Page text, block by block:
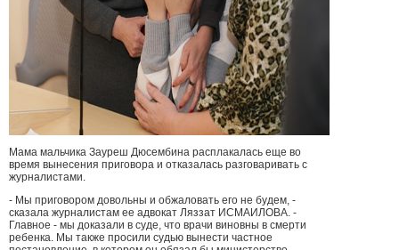
Мама мальчика Зауреш Дюсембина расплакалась еще во
время вынесения приговора и отказалась разговаривать с
журналистами.
- Мы приговором довольны и обжаловать его не будем, -
сказала журналистам ее адвокат Ляззат ИСМАИЛОВА. -
Главное - мы доказали в суде, что врачи виновны в смерти
ребенка. Мы также просили судью вынести частное